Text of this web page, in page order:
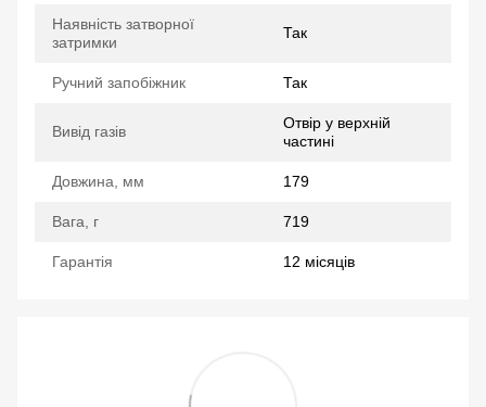
Наявність затворної
затримки
Так
Ручний запобіжник Так
Вивід газів
Отвір у верхній
частині
Довжина, мм 179
Вага, г 719
Гарантія 12 місяців